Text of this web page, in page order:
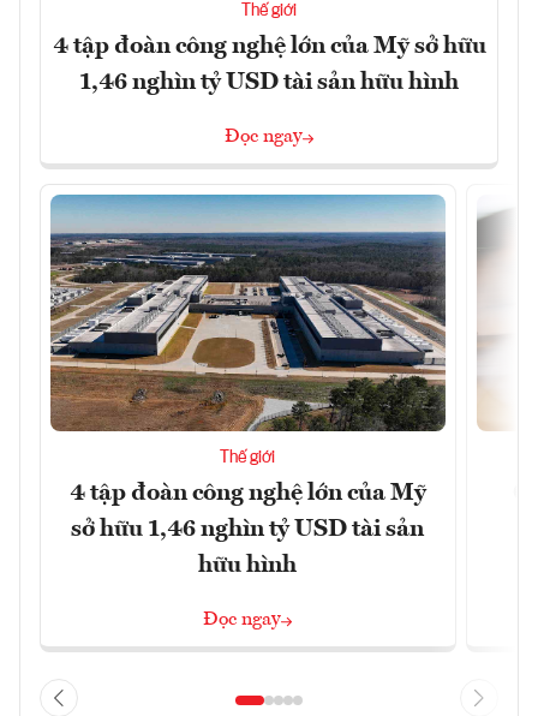
Thế giới
4 tập đoàn công nghệ lớn của Mỹ sở hữu
1,46 nghìn tỷ USD tài sản hữu hình
Đọc ngay
Thế giới
4 tập đoàn công nghệ lớn của Mỹ
sở hữu 1,46 nghìn tỷ USD tài sản
hữu hình
Đọc ngay